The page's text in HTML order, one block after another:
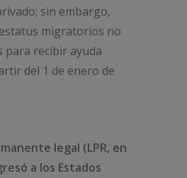
sin embargo,
migratorios no
para recibir ayuda
del 1 de enero de
legal (LPR, en
a los Estados